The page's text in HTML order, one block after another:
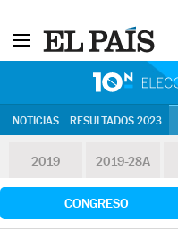
NOTICIAS RESULTADOS 2023
2019 2019-28A
CONGRESO